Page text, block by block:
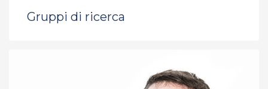
Gruppi di ricerca